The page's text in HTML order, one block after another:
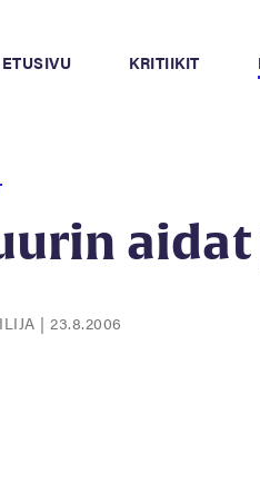
ETUSIVU KRITIIKIT
aidat
| 23.8.2006